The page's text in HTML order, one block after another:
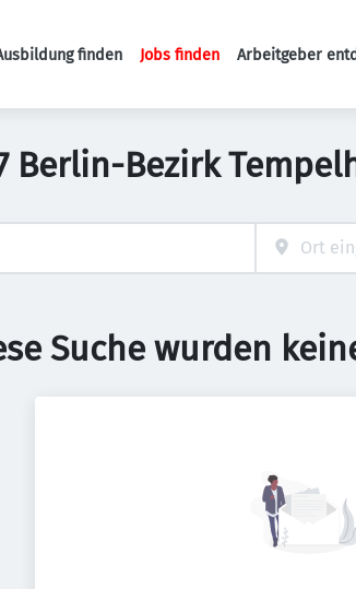
Haupt-Navigation
finden Jobs finden Arbeitgeber
Berlin-Bezirk
Suche wurden